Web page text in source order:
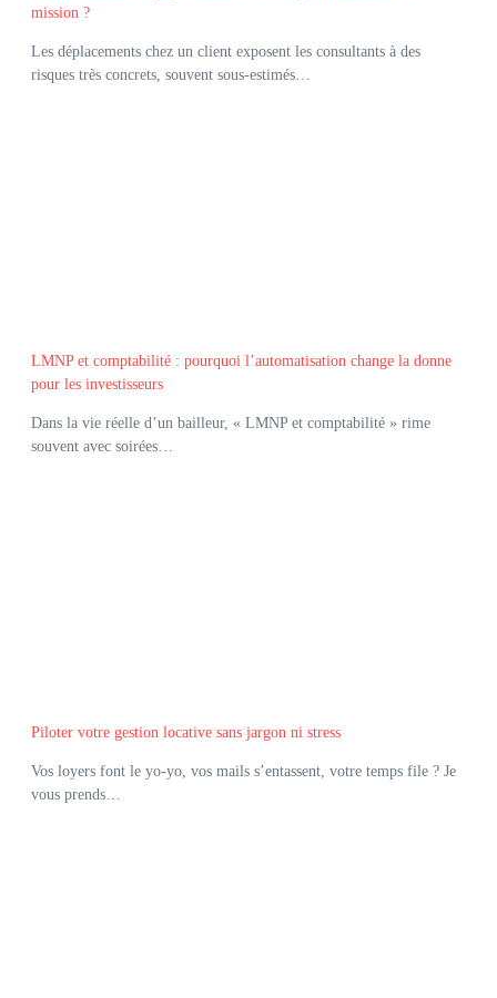
mission ?
Les déplacements chez un client exposent les consultants à des
risques très concrets, souvent sous-estimés…
LMNP et comptabilité : pourquoi l’automatisation change la donne
pour les investisseurs
Dans la vie réelle d’un bailleur, « LMNP et comptabilité » rime
souvent avec soirées…
Piloter votre gestion locative sans jargon ni stress
Vos loyers font le yo-yo, vos mails s’entassent, votre temps file ? Je
vous prends…